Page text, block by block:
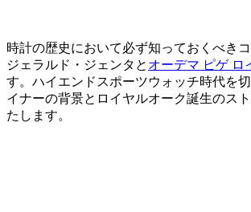
時計の歴史において必ず知っておくべきコ
ジェラルド・ジェンタと オーデマ ピゲ ロ
す。ハイエンドスポーツウォッチ時代を
イナーの背景とロイヤルオーク誕生のス
たします。